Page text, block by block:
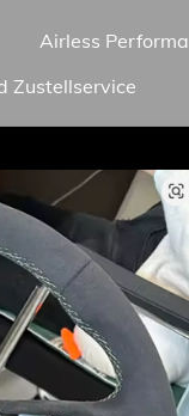
Airless
Zustellservice